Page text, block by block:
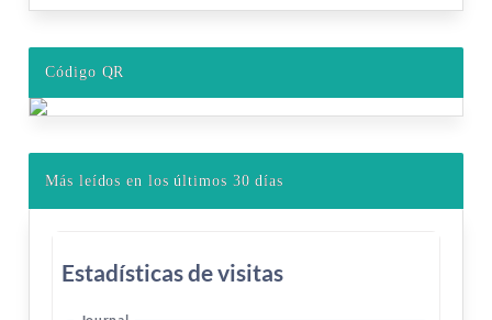
Código QR
Más leídos en los últimos 30 días